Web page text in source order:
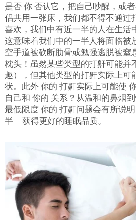
是否 你 否认它，把自己吵醒，或
侣共用一张床，我们都不得不通过
喜欢，我们中有近一半的人在生活
这意味着我们中的一半人将面临被
空手道被砍断肋骨或勉强逃脱被窒
枕头！虽然某些类型的打鼾可能并
趣），但其他类型的打鼾实际上可
状。此外 你的 打鼾实际上可能使
自己和 你的 关系？从温和的鼻烟
最低限度 你的 打鼾问题会有所说
半 – 获得更好的睡眠品质。